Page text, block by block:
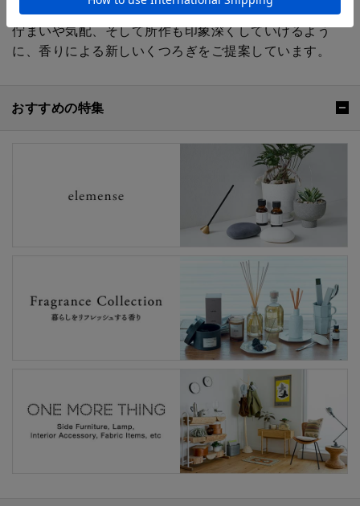
アップデートしていきます。人と空間をつなぐ香りが、
佇まいや気配、そして所作も印象深くしていけるよう
に、香りによる新しいくつろぎをご提案しています。
おすすめの特集